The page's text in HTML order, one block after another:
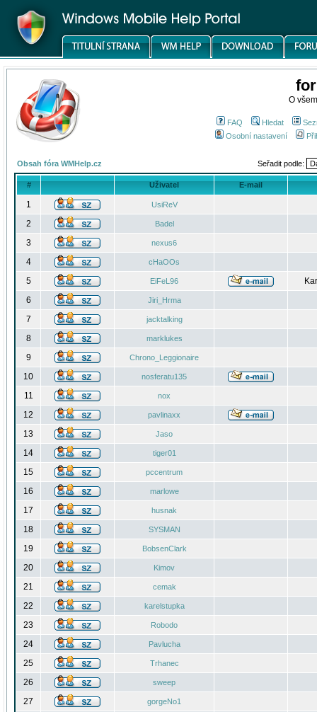
O
FAQ Hledat
Osobní nastavení
Obsah fóra WMHelp.cz Seřadit podle:
# Uživatel E-mail
1 UsiReV
2 Badel
3 nexus6
4 cHaOOs
5 EiFeL96
6
Jiri_Hrma
7 jacktalking
8 marklukes
9 Chrono_Leggionaire
10 nosferatu135
11 nox
12 pavlinaxx
13 Jaso
14 tiger01
15 pccentrum
16 marlowe
17 husnak
18 SYSMAN
19 BobsenClark
20 Kimov
21 cemak
22 karelstupka
23 Robodo
24 Pavlucha
25 Trhanec
26 sweep
27 gorgeNo1